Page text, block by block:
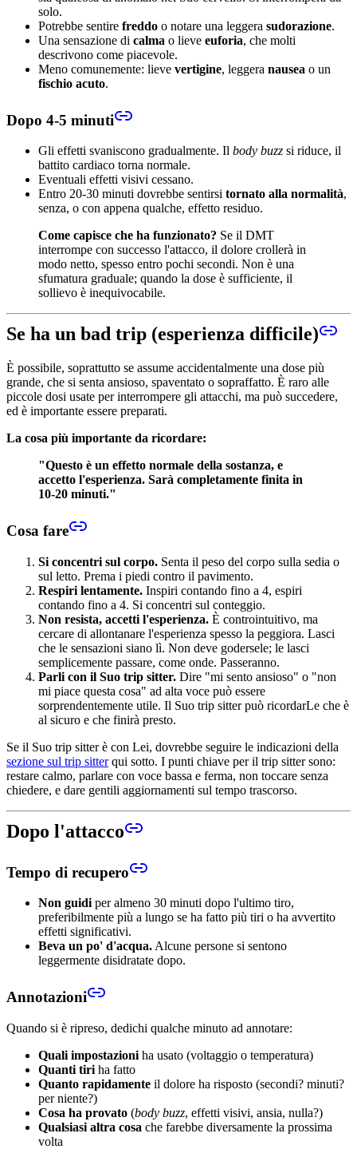
solo.
Potrebbe sentire freddo o notare una leggera sudorazione.
Una sensazione di calma o lieve euforia, che molti
descrivono come piacevole.
Meno comunemente: lieve vertigine, leggera nausea o un
fischio acuto.
Dopo 4-5 minuti
Gli effetti svaniscono gradualmente. Il body buzz si riduce, il
battito cardiaco torna normale.
Eventuali effetti visivi cessano.
Entro 20-30 minuti dovrebbe sentirsi tornato alla normalità,
senza, o con appena qualche, effetto residuo.
Come capisce che ha funzionato? Se il DMT
interrompe con successo l'attacco, il dolore crollerà in
modo netto, spesso entro pochi secondi. Non è una
sfumatura graduale; quando la dose è sufficiente, il
sollievo è inequivocabile.
Se ha un bad trip (esperienza difficile)
È possibile, soprattutto se assume accidentalmente una dose più
grande, che si senta ansioso, spaventato o sopraffatto. È raro alle
piccole dosi usate per interrompere gli attacchi, ma può succedere,
ed è importante essere preparati.
La cosa più importante da ricordare:
"Questo è un effetto normale della sostanza, e
accetto l'esperienza. Sarà completamente finita in
10-20 minuti."
Cosa fare
Si concentri sul corpo. Senta il peso del corpo sulla sedia o
sul letto. Prema i piedi contro il pavimento.
Respiri lentamente. Inspiri contando fino a 4, espiri
contando fino a 4. Si concentri sul conteggio.
Non resista, accetti l'esperienza. È controintuitivo, ma
cercare di allontanare l'esperienza spesso la peggiora. Lasci
che le sensazioni siano lì. Non deve godersele; le lasci
semplicemente passare, come onde. Passeranno.
Parli con il Suo trip sitter. Dire "mi sento ansioso" o "non
mi piace questa cosa" ad alta voce può essere
sorprendentemente utile. Il Suo trip sitter può ricordarLe che è
al sicuro e che finirà presto.
Se il Suo trip sitter è con Lei, dovrebbe seguire le indicazioni della
sezione sul trip sitterqui sotto. I punti chiave per il trip sitter sono:
restare calmo, parlare con voce bassa e ferma, non toccare senza
chiedere, e dare gentili aggiornamenti sul tempo trascorso.
Dopo l'attacco
Tempo di recupero
Non guidiper almeno 30 minuti dopo l'ultimo tiro,
preferibilmente più a lungo se ha fatto più tiri o ha avvertito
effetti significativi.
Beva un po' d'acqua.Alcune persone si sentono
leggermente disidratate dopo.
Annotazioni
Quando si è ripreso, dedichi qualche minuto ad annotare:
Quali impostazioni ha usato (voltaggio o temperatura)
Quanti tiri ha fatto
Quanto rapidamente il dolore ha risposto (secondi? minuti?
per niente?)
Cosa ha provato (body buzz, effetti visivi, ansia, nulla?)
Qualsiasi altra cosa che farebbe diversamente la prossima
volta